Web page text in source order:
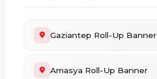
Gaziantep Roll-Up Banner
Amasya Roll-Up Banner